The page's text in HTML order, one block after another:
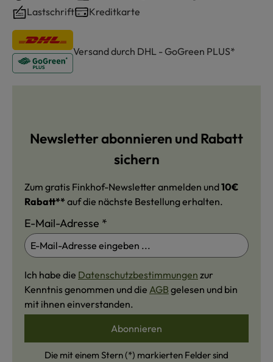
Lastschrift
Kreditkarte
Versand durch DHL - GoGreen PLUS*
Newsletter abonnieren und Rabatt
sichern
Zum gratis Finkhof-Newsletter anmelden und10€
Rabatt** auf die nächste Bestellung erhalten.
E-Mail-Adresse *
Ich habe die Datenschutzbestimmungen zur
Kenntnis genommen und die AGB gelesen und bin
mit ihnen einverstanden.
Abonnieren
Die mit einem Stern (*) markierten Felder sind